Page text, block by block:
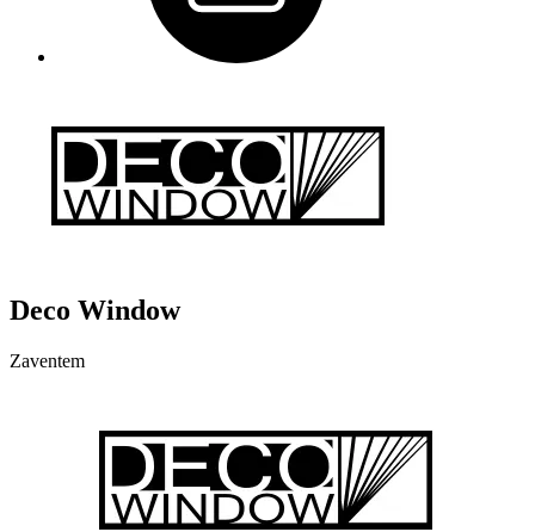
Deco Window
Zaventem